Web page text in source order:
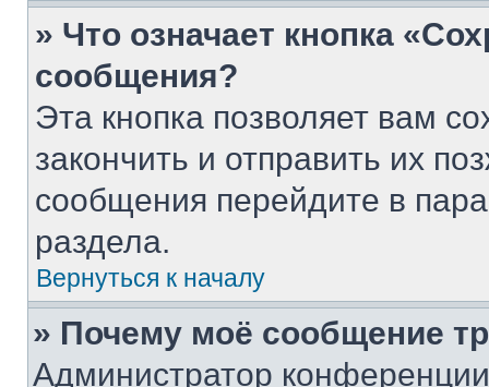
» Что означает кнопка
сообщения?
Эта кнопка позволяет вам
закончить и отправить их
сообщения перейдите в
раздела.
Вернуться к началу
» Почему моё сообщение
Администратор